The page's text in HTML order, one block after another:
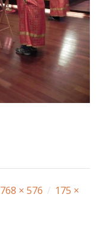
768 × 576 / 175 ×